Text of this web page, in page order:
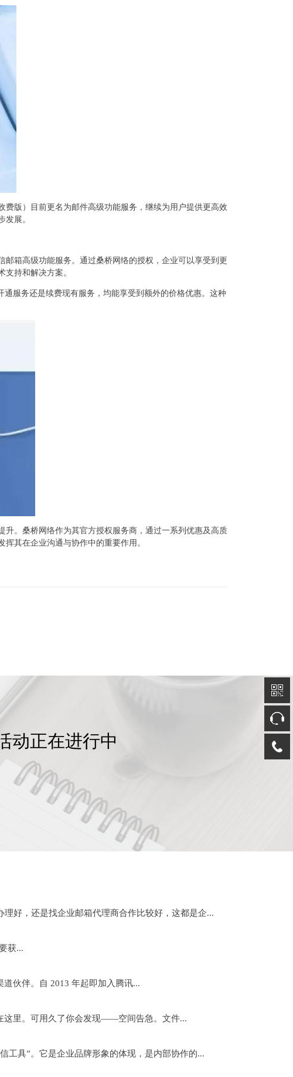
版）目前更名为邮件高级功能服务，继续为用户提供更高效
展。
箱高级功能服务。通过桑桥网络的授权，企业可以享受到更
持和解决方案。
服务还是续费现有服务，均能享受到额外的价格优惠。这种
。桑桥网络作为其官方授权服务商，通过一系列优惠及高质
其在企业沟通与协作中的重要作用。
动正在进行中
好，还是找企业邮箱代理商合作比较好，这都是企...
获...
伙伴。自 2013 年起即加入腾讯...
这里。可用久了你会发现——空间告急。文件...
具”。它是企业品牌形象的体现，是内部协作的...